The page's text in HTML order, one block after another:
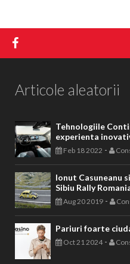
Articole aleatorii
Tehnologiile
experienta
Feb 18 2022 -
Ionut Casuneanu
Sibiu Rally
Aug 20 2019 -
Pariuri foarte
Oct 21 2024-